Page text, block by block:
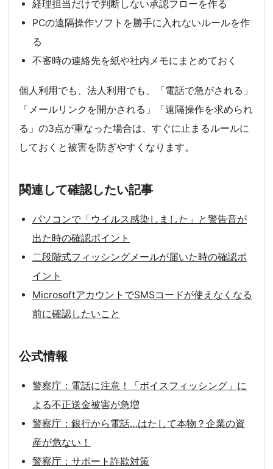
経理担当だけで判断しない承認フローを作る
PCの遠隔操作ソフトを勝手に入れないルールを作
る
不審時の連絡先を紙や社内メモにまとめておく
個人利用でも、法人利用でも、「電話で急がされる」
「メールリンクを開かされる」「遠隔操作を求められ
る」の3点が重なった場合は、すぐに止まるルールに
しておくと被害を防ぎやすくなります。
関連して確認したい記事
パソコンで「ウイルス感染しました」と警告音が
出た時の確認ポイント
二段階式フィッシングメールが届いた時の確認ポ
イント
MicrosoftアカウントでSMSコードが使えなくなる
前に確認したいこと
公式情報
警察庁：電話に注意！「ボイスフィッシング」に
よる不正送金被害が急増
警察庁：銀行から電話…はたして本物？企業の資
産が危ない！
警察庁：サポート詐欺対策